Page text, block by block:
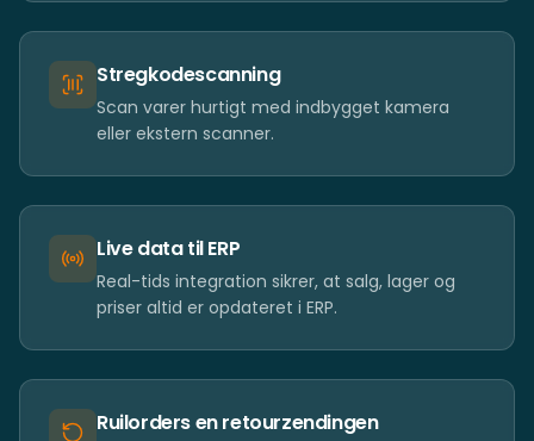
Stregkodescanning
Scan varer hurtigt med indbygget kamera
eller ekstern scanner.
Live data til ERP
Real-tids integration sikrer, at salg, lager og
priser altid er opdateret i ERP.
Ruilorders en retourzendingen